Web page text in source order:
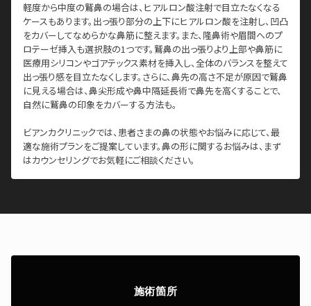
軽度から中度の鷲鼻の場合は、ヒアルロン酸注射で目立たなくなる
ケースもあります。出っ張り部分の上下にヒアルロン酸を注射し、凹凸
をカバーしてなめらかな鼻筋に整えます。また、隆鼻術や眉間へのプ
ロテーゼ挿入も選択肢の1つです。鷲鼻の出っ張りより上部や鼻筋に
医療用シリコンやゴアテックス素材を挿入し、全体のバランスを整えて
出っ張り感を目立たなくします。さらに、鼻先の高さ不足が原因で鷲鼻
に見える場合は、鼻尖形成や鼻中隔延長術で鼻先を高くすることで、
自然に鷲鼻の印象をカバーする方法も。
ビアンカクリニックでは、患者さまの鼻の状態やお悩みに応じて、最
適な施術プランをご提案しています。鼻の形に関するお悩みは、まず
はカウンセリングでお気軽にご相談ください。
施術箇所